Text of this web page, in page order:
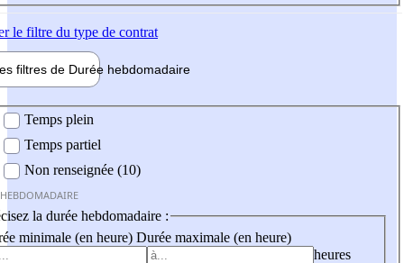
le filtre du type de contrat
filtres de Durée hebdomadaire
Temps plein
Temps partiel
Non renseignée (10)
la durée hebdomadaire :
minimale (en heure) Durée maximale (en heure)
heures